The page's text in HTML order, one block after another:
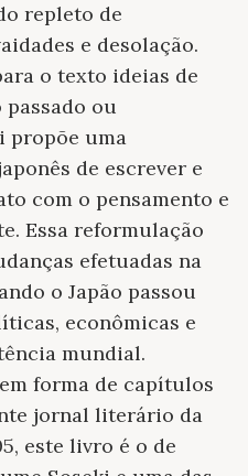
repleto de
e desolação.
o texto ideias de
ou
propõe uma
de escrever e
com o pensamento e
Essa reformulação
efetuadas na
o Japão passou
econômicas e
mundial.
forma de capítulos
jornal literário da
este livro é o de